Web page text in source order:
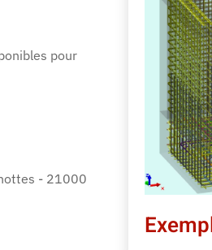
pour
- 21000